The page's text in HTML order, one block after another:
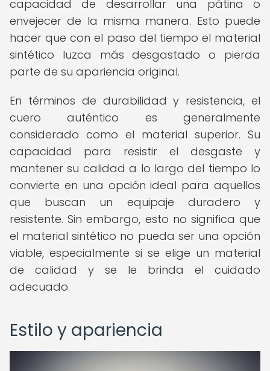
capacidad de desarrollar una pátina o
envejecer de la misma manera. Esto puede
hacer que con el paso del tiempo el material
sintético luzca más desgastado o pierda
parte de su apariencia original.
En términos de durabilidad y resistencia, el
cuero auténtico es generalmente
considerado como el material superior. Su
capacidad para resistir el desgaste y
mantener su calidad a lo largo del tiempo lo
convierte en una opción ideal para aquellos
que buscan un equipaje duradero y
resistente. Sin embargo, esto no significa que
el material sintético no pueda ser una opción
viable, especialmente si se elige un material
de calidad y se le brinda el cuidado
adecuado.
Estilo y apariencia